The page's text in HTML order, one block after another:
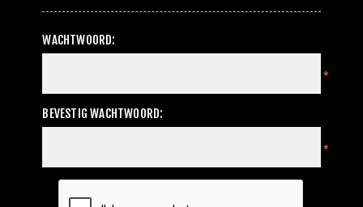
WACHTWOORD:
*
BEVESTIG WACHTWOORD:
*